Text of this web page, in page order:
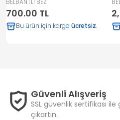
BELBANTLI BEZ
700.00 TL
Bu ürün için kargo ücretsiz.
Güvenli Alışveriş
SSL güvenlik sertifikası
çıkartın.